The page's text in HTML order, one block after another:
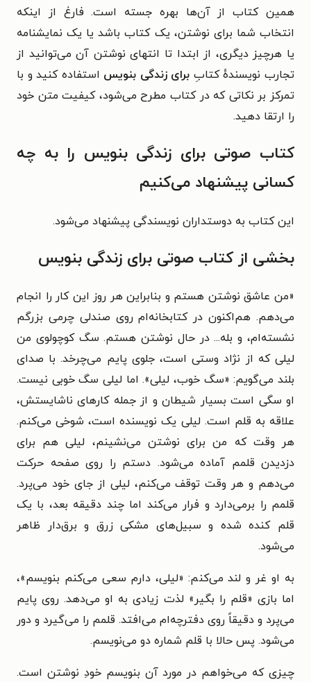
همین کتاب از آن‌ها بهره جسته است. فارغ از اینکه
انتخاب شما برای نوشتن، یک کتاب باشد یا یک نمایشنامه
یا هرچیز دیگری، از ابتدا تا انتهای نوشتن آن می‌توانید از
تجارب نویسندهٔ کتابِ برای زندگی بنویس استفاده کنید و با
تمرکز بر نکاتی که در کتاب مطرح می‌شود، کیفیت متن خود
را ارتقا دهید.
کتاب صوتی برای زندگی بنویس را به چه
کسانی پیشنهاد می‌کنیم
این کتاب به دوستداران نویسندگی پیشنهاد می‌شود.
بخشی از کتاب صوتی برای زندگی بنویس
«من عاشق نوشتن هستم و بنابراین هر روز این کار را انجام
می‌دهم. هم‌اکنون در کتابخانه‌ام روی صندلی چرمی بزرگم
نشسته‌ام، و بله... در حال نوشتن هستم. سگ کوچولوی من
لیلی که از نژاد وستی است، جلوی پایم می‌چرخد. با صدای
بلند می‌گویم: «سگ خوب، لیلی». اما لیلی سگ خوبی نیست.
او سگی است بسیار شیطان و از جمله کارهای ناشایستش،
علاقه به قلم است. لیلی یک نویسنده است، شوخی می‌کنم.
هر وقت که من برای نوشتن می‌نشینم، لیلی هم برای
دزدیدن قلمم آماده می‌شود. دستم را روی صفحه حرکت
می‌دهم و هر وقت توقف می‌کنم، لیلی از جای خود می‌پرد.
قلمم را برمی‌دارد و فرار می‌کند اما چند دقیقه بعد، با یک
قلم کنده شده و سبیل‌های مشکی زرق و برق‌دار ظاهر
می‌شود.
به او غر و لند می‌کنم: «لیلی، دارم سعی می‌کنم بنویسم»،
اما بازی «قلم را بگیر» لذت زیادی به او می‌دهد. روی پایم
می‌پرد و دقیقاً روی دفترچه‌ام می‌افتد. قلمم را می‌گیرد و دور
می‌شود. پس حالا با قلم شماره دو می‌نویسم.
چیزی که می‌خواهم در مورد آن بنویسم خودِ نوشتن است.